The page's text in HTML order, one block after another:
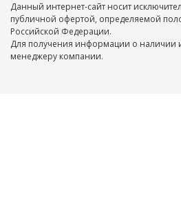
Данный интернет-сайт носит
публичной офертой, определяемой
Российской Федерации.
Для получения информации о наличии
менеджеру компании.